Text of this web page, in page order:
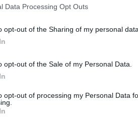
Data Processing Opt Outs
opt-out of the Sharing of my personal data.
opt-out of the Sale of my Personal Data.
opt-out of processing my Personal Data
uradnik.
muslimanske družine iz teh
kot nemške družine.
– Kinder
dies nicht!